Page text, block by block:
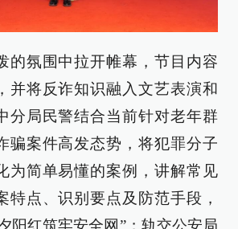
的氛围中拉开帷幕，节目内容
并将反诈知识融入文艺表演和
分局民警结合当前针对老年群
骗案件高发态势，将犯罪分子
为简单易懂的案例，讲解常见
特点、识别要点及防范手段，
阳红筑牢安全网”；轨交公安局